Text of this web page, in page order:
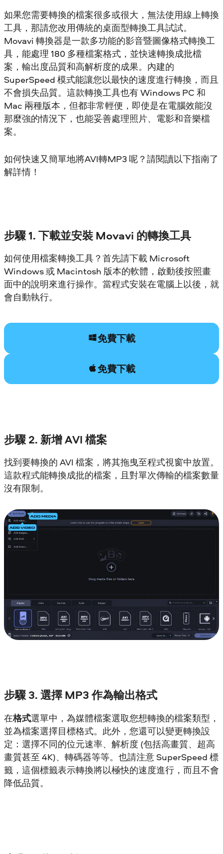
如果您需要轉換的檔案很多或很大，無法使用線上轉換
工具，那請您改用傳統的桌面型轉換工具試試。
Movavi 轉換器是一款多功能的影音暨圖像格式轉換工
具，能處理 180 多種檔案格式，並快速轉換成批檔
案，輸出度品質和高解析度的成果。內建的
SuperSpeed 模式能讓您以最快的速度進行轉換，而且
不會損失品質。這款轉換工具也有 Windows PC 和
Mac 兩種版本，但都非常輕便，即使是在電腦效能沒
那麼強的情況下，也能妥善處理照片、電影和音樂檔
案。
如何快速又簡單地將AVI轉MP3 呢？請閱讀以下指南了
解詳情！
步驟 1. 下載並安裝 Movavi 的轉換工具
如何使用檔案轉換工具？首先請下載 Microsoft
Windows 或 Macintosh 版本的軟體，啟動後按照畫
面中的說明來進行操作。當程式安裝在電腦上以後，就
會自動執行。
免費下載
免費下載
步驟 2. 新增 AVI 檔案
找到要轉換的 AVI 檔案，將其拖曳至程式視窗中放置。
這款程式能轉換成批的檔案，且對單次傳輸的檔案數量
沒有限制。
步驟 3. 選擇 MP3 作為輸出格式
在格式選單中，為媒體檔案選取您想轉換的檔案類型，
並為檔案選擇目標格式。此外，您還可以變更轉換設
定：選擇不同的位元速率、解析度 (包括高畫質、超高
畫質甚至 4K)、轉碼器等等。也請注意 SuperSpeed 標
籤，這個標籤表示轉換將以極快的速度進行，而且不會
降低品質。